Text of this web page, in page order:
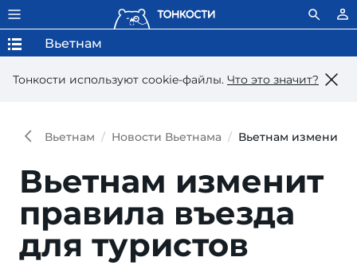
Тонкости используют сookie-файлы. Что это значит?
Вьетнам
Вьетнам Новости Вьетнама Вьетнам изменит
Вьетнам изменит
пра­ви­ла въез­да
для туристов